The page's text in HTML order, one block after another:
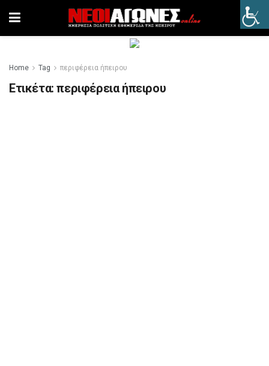
Home Tag περιφέρεια ήπειρου
Ετικέτα:περιφέρεια ήπειρου